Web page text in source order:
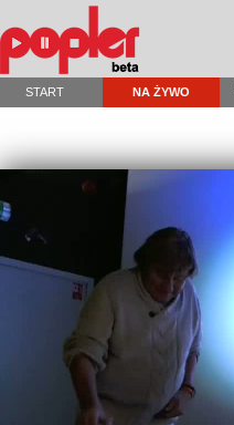
START NA ŻYWO